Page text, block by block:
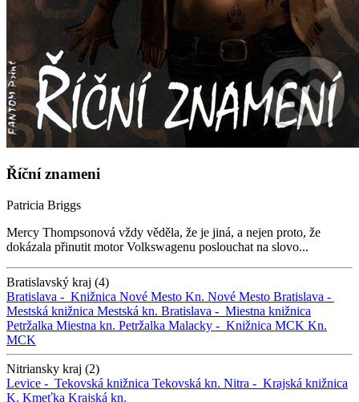
Říční znameni
Patricia Briggs
Mercy Thompsonová vždy věděla, že je jiná, a nejen proto, že
dokázala přinutit motor Volkswagenu poslouchat na slovo...
Bratislavský kraj (4)
Bratislava - Knižnica Nové Mesto Kn. Nové Mesto Bratislava -
Mestská knižnica Mestská kn. Bratislava - Miestna knižnica
Petržalka Miestna kn. Petržalka Malacky - Knižnica MCK Kn.
MCK
Nitriansky kraj (2)
Levice - Tekovská knižnica Tekovská kn. Nitra - Krajská knižnica
K. Kmeťka Krajská kn.